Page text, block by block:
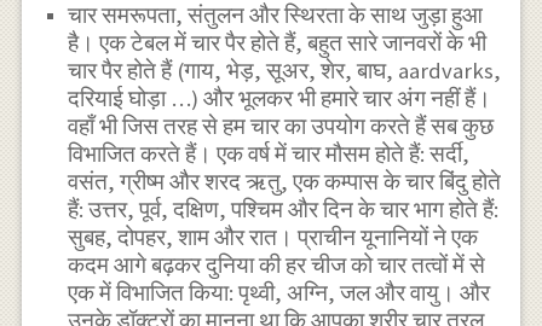
चार समरूपता, संतुलन और स्थिरता के साथ जुड़ा हुआ
है। एक टेबल में चार पैर होते हैं, बहुत सारे जानवरों के भी
चार पैर होते हैं (गाय, भेड़, सूअर, शेर, बाघ, aardvarks,
दरियाई घोड़ा …) और भूलकर भी हमारे चार अंग नहीं हैं।
वहाँ भी जिस तरह से हम चार का उपयोग करते हैं सब कुछ
विभाजित करते हैं। एक वर्ष में चार मौसम होते हैं: सर्दी,
वसंत, ग्रीष्म और शरद ऋतु, एक कम्पास के चार बिंदु होते
हैं: उत्तर, पूर्व, दक्षिण, पश्चिम और दिन के चार भाग होते हैं:
सुबह, दोपहर, शाम और रात। प्राचीन यूनानियों ने एक
कदम आगे बढ़कर दुनिया की हर चीज को चार तत्वों में से
एक में विभाजित किया: पृथ्वी, अग्नि, जल और वायु। और